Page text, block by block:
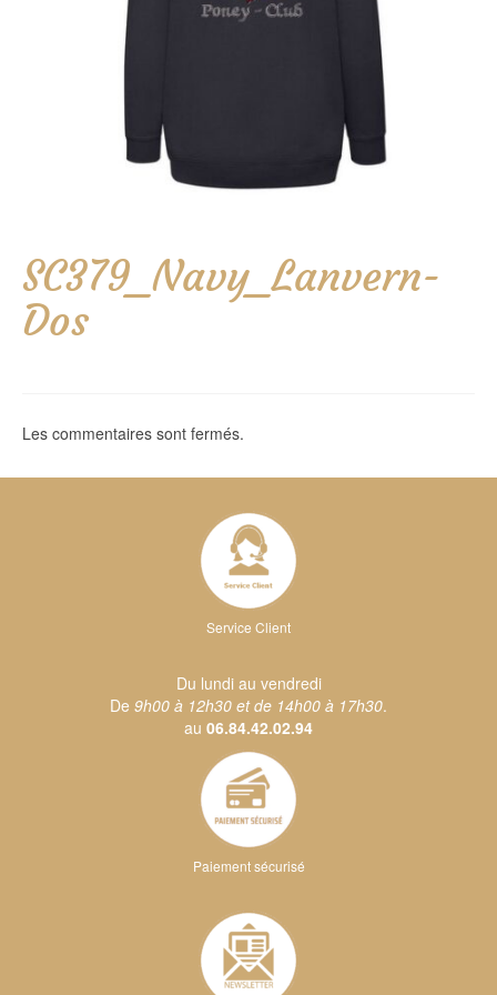
SC379_Navy_Lanvern-
Dos
Les commentaires sont fermés.
Service Client
Du lundi au vendredi
De 9h00 à 12h30 et de 14h00 à 17h30.
au 06.84.42.02.94
Paiement sécurisé